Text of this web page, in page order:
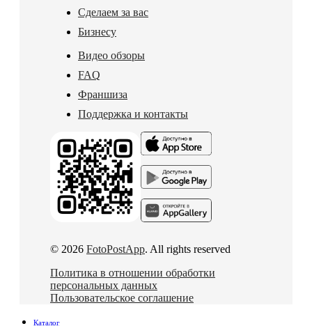
Сделаем за вас
Бизнесу
Видео обзоры
FAQ
Франшиза
Поддержка и контакты
© 2026 FotoPostApp. All rights reserved
Политика в отношении обработки
персональных данных
Пользовательское соглашение
Каталог